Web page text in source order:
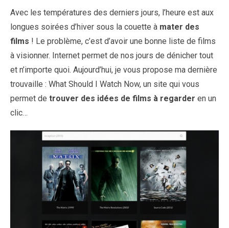
Avec les températures des derniers jours, l’heure est aux
longues soirées d’hiver sous la couette à mater des
films ! Le problème, c’est d’avoir une bonne liste de films
à visionner. Internet permet de nos jours de dénicher tout
et n’importe quoi. Aujourd’hui, je vous propose ma dernière
trouvaille : What Should I Watch Now, un site qui vous
permet de trouver des idées de films à regarder en un
clic…